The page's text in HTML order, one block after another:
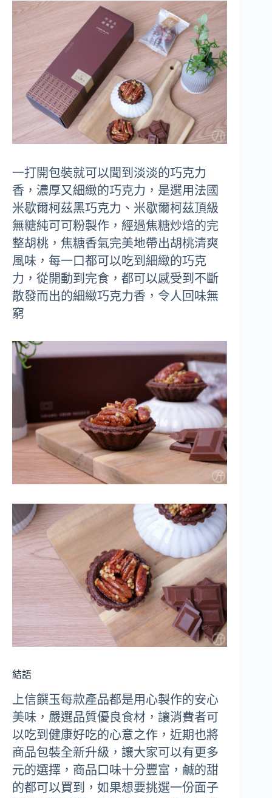
一打開包裝就可以聞到淡淡的巧克力
香，濃厚又細緻的巧克力，是選用法國
米歇爾柯茲黑巧克力、米歇爾柯茲頂級
無糖純可可粉製作，經過焦糖炒焙的完
整胡桃，焦糖香氣完美地帶出胡桃清爽
風味，每一口都可以吃到細緻的巧克
力，從開動到完食，都可以感受到不斷
散發而出的細緻巧克力香，令人回味無
窮
結語
上信饌玉每款產品都是用心製作的安心
美味，嚴選品質優良食材，讓消費者可
以吃到健康好吃的心意之作，近期也將
商品包裝全新升級，讓大家可以有更多
元的選擇，商品口味十分豐富，鹹的甜
的都可以買到，如果想要挑選一份面子